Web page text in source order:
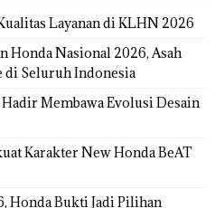
Layanan di KLHN 2026
Honda Nasional 2026, Asah
di Seluruh Indonesia
Membawa Evolusi Desain
Karakter New Honda BeAT
Honda Bukti Jadi Pilihan